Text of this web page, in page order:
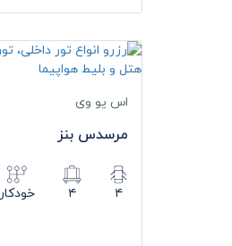
اس یو وی
مرسدس بنز
خودکار ۴ ۴